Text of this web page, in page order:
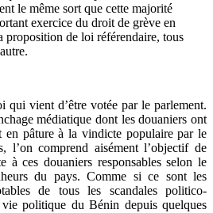
le même sort que cette majorité
exercice du droit de grève en
proposition de loi référendaire, tous
qui vient d’être votée par le parlement.
médiatique dont les douaniers ont
en pâture à la vindicte populaire par le
l’on comprend aisément l’objectif de
à ces douaniers responsables selon le
du pays. Comme si ce sont les
de tous les scandales politico-
politique du Bénin depuis quelques